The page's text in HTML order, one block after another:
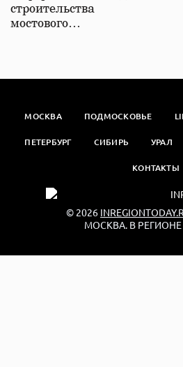
строительства
мостового…
МОСКВА ПОДМОСКОВЬЕ
ПЕТЕРБУРГ СИБИРЬ УРАЛ
КОНТАКТЫ
© 2026
МОСКВА. В